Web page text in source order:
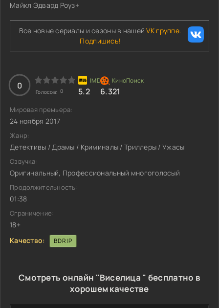
Майкл Эдвард Роуз+
Все новые сериалы и сезоны в нашейVK группе.
Подпишись!
0
Голосов: 0 5.2 6.321
Мировая премьера:
24 ноября 2017
Жанр:
Детективы / Драмы / Криминалы / Триллеры / Ужасы
Озвучка:
Оригинальный, Профессиональный многоголосый
Продолжительность:
01:38
Ограничение:
18+
Качество:
BDRIP
Смотреть онлайн "Виселица " бесплатно в
хорошем качестве